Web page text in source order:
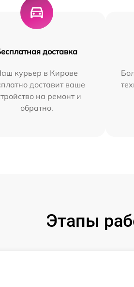
доставка
курьер в Кирове
доставит ваше
на ремонт и
обратно.
Этапы